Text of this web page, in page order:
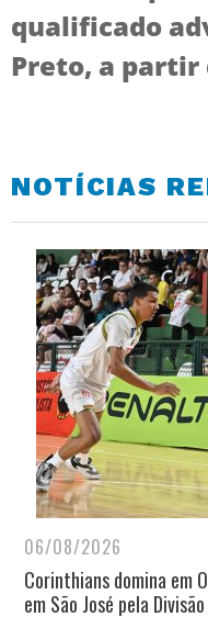
qualificado
Preto, a partir
NOTÍCIAS
06/08/2026
Corinthians domina em
em São José pela